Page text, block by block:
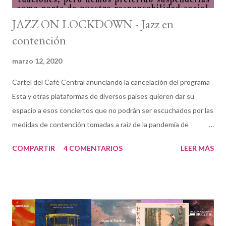
JAZZ ON LOCKDOWN - Jazz en
contención
marzo 12, 2020
Cartel del Café Central anunciando la cancelación del programa
Esta y otras plataformas de diversos países quieren dar su
espacio a esos conciertos que no podrán ser escuchados por las
medidas de contención tomadas a raíz de la pandemia de
Madrid. Desgraciadamente es previsible que otros clubes del
protagonistas: los clubes y, muy especialmente, los músicos.
Jazz On Lockdown (Jazz En Contención) es un proyecto de
COMPARTIR 4 COMENTARIOS LEER MÁS